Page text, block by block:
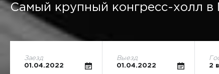
Самый крупный конгресс-холл в
Заезд
01.04.2022
Выезд
01.04.2022
2